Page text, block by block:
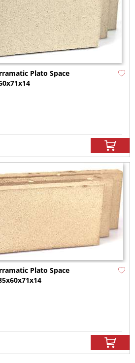
Plato Space
Plato Space